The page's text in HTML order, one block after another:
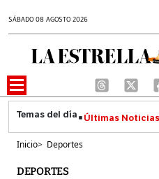
SÁBADO 08 AGOSTO 2026
Últimas Noticias
Inicio> Deportes
DEPORTES